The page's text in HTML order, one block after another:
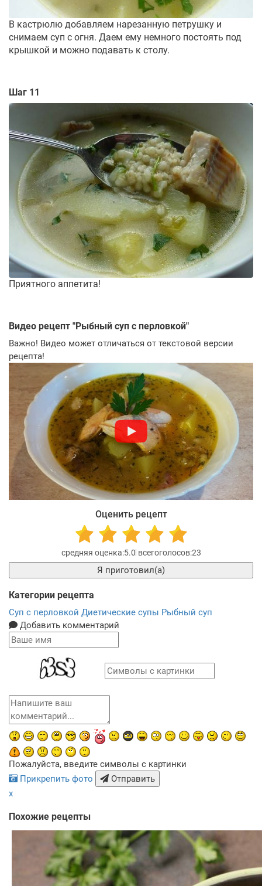
В кастрюлю добавляем нарезанную петрушку и
снимаем суп с огня. Даем ему немного постоять под
крышкой и можно подавать к столу.
Шаг 11
Приятного аппетита!
Видео рецепт "Рыбный суп с перловкой"
Важно! Видео может отличаться от текстовой версии
рецепта!
Оценить рецепт
5.0 23
Я приготовил(а)
Категории рецепта
Суп с перловкой Диетические супы Рыбный суп
Добавить комментарий
Пожалуйста, введите символы с картинки
Прикрепить фото
Отправить
x
Похожие рецепты